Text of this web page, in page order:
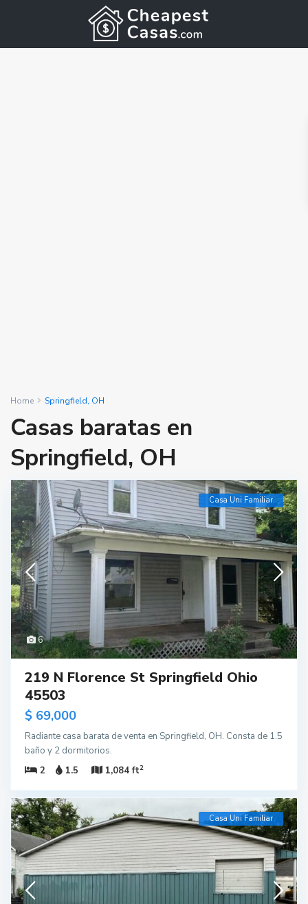
Home Springfield, OH
Casas baratas en
Springfield, OH
6
Casa Uni Familiar
219 N Florence St Springfield Ohio
45503
$ 69,000
Radiante casa barata de venta en Springfield, OH. Consta de 1.5
baño y 2 dormitorios.
2
1.5 1,084 ft2
Casa Uni Familiar